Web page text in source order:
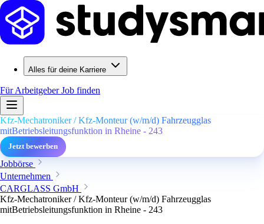
Alles für deine Karriere
Für ArbeitgeberJob finden
Kfz-Mechatroniker / Kfz-Monteur (w/m/d) Fahrzeugglas
mitBetriebsleitungsfunktion in Rheine - 243
Jetzt bewerben
Jobbörse
Unternehmen
CARGLASS GmbH
Kfz-Mechatroniker / Kfz-Monteur (w/m/d) Fahrzeugglas
mitBetriebsleitungsfunktion in Rheine - 243